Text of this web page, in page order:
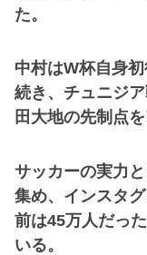
た。
中村はW杯自身
続き、チュニジ
田大地の先制点
サッカーの実力
集め、インスタ
前は45万人だっ
いる。